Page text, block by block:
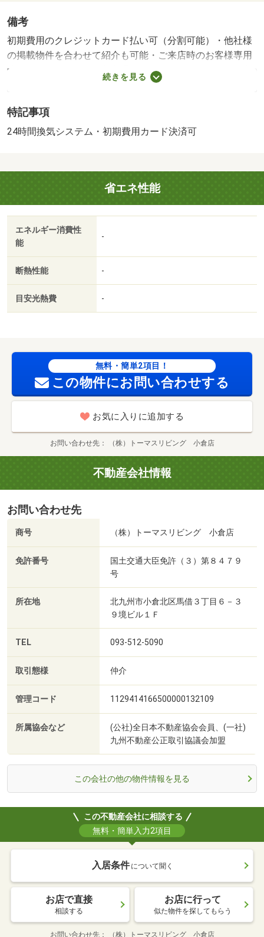
備考
初期費用のクレジットカード払い可（分割可能）・他社様
の掲載物件を合わせて紹介も可能・ご来店時のお客様専用
駐車場あります。・公共交通機関をご利用して来られる方
は、駅までの送迎サービスを行っています。・女性スタッ
証等：加入要（法人契約時、応談。）・維持費等：町費３
００円／月・サポート代１，１００円／月・２０２６年１
が全て徒歩１０分圏内！全戸南向きで日当たりも良好☆イ
ンターネットも１＆＃１３１９１；・駐輪場：有・仲介手
数料：１．１ヶ月/消毒代 16500円
続きを見る
特記事項
24時間換気システム・初期費用カード決済可
省エネ性能
エネルギー消費性
能
-
断熱性能 -
目安光熱費 -
無料・簡単2項目！
この物件にお問い合わせする
お気に入りに追加する
お問い合わせ先 （株）トーマスリビング 小倉店
不動産会社情報
お問い合わせ先
商号 （株）トーマスリビング 小倉店
免許番号
国土交通大臣免許（３）第８４７９
号
所在地
北九州市小倉北区馬借３丁目６－３
９境ビル１Ｆ
TEL 093-512-5090
取引態様 仲介
管理コード 1129414166500000132109
所属協会など
(公社)全日本不動産協会会員、(一社)
九州不動産公正取引協議会加盟
この会社の他の物件情報を見る
この不動産会社に相談する
無料・簡単入力2項目
入居条件 について聞く
お店で直接
相談する
お店に行って
似た物件を探してもらう
お問い合わせ先 （株）トーマスリビング 小倉店